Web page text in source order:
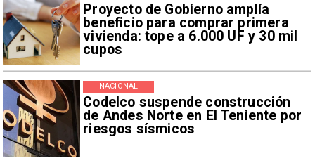
Proyecto de Gobierno amplía
beneficio para comprar primera
vivienda: tope a 6.000 UF y 30 mil
cupos
Codelco suspende construcción
de Andes Norte en El Teniente por
riesgos sísmicos
NACIONAL